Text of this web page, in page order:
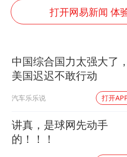
我国外贸
夯实基础
打开网易新闻 体
中国综合国力太强大了，
美国迟迟不敢行动
汽车乐乐说 打开
讲真，是球网先动手
的！！！